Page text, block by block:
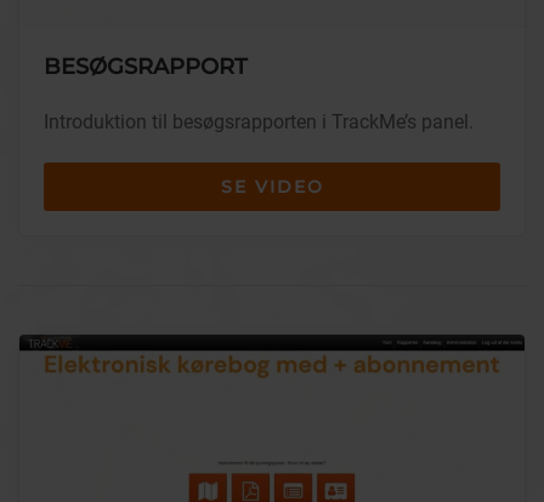
BESØGSRAPPORT
Introduktion til besøgsrapporten i TrackMe’s panel.
SE VIDEO